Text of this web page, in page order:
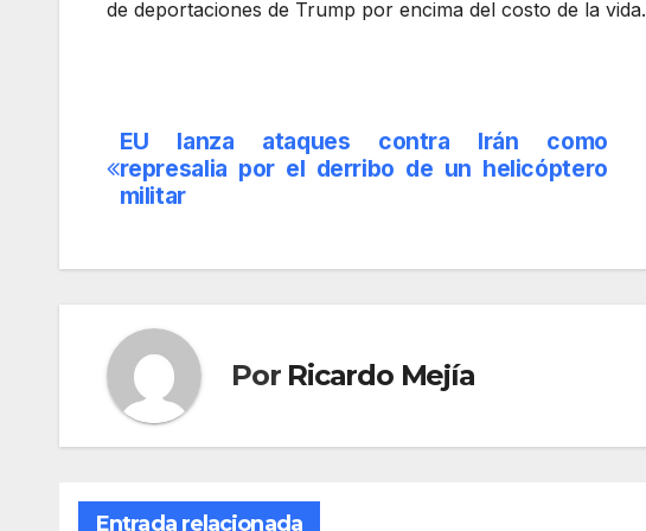
de deportaciones de Trump por encima del costo de la vida.
Navegación
de
EU lanza ataques contra Irán como
represalia por el derribo de un helicóptero
militar
Por Ricardo Mejía
Entrada relacionada